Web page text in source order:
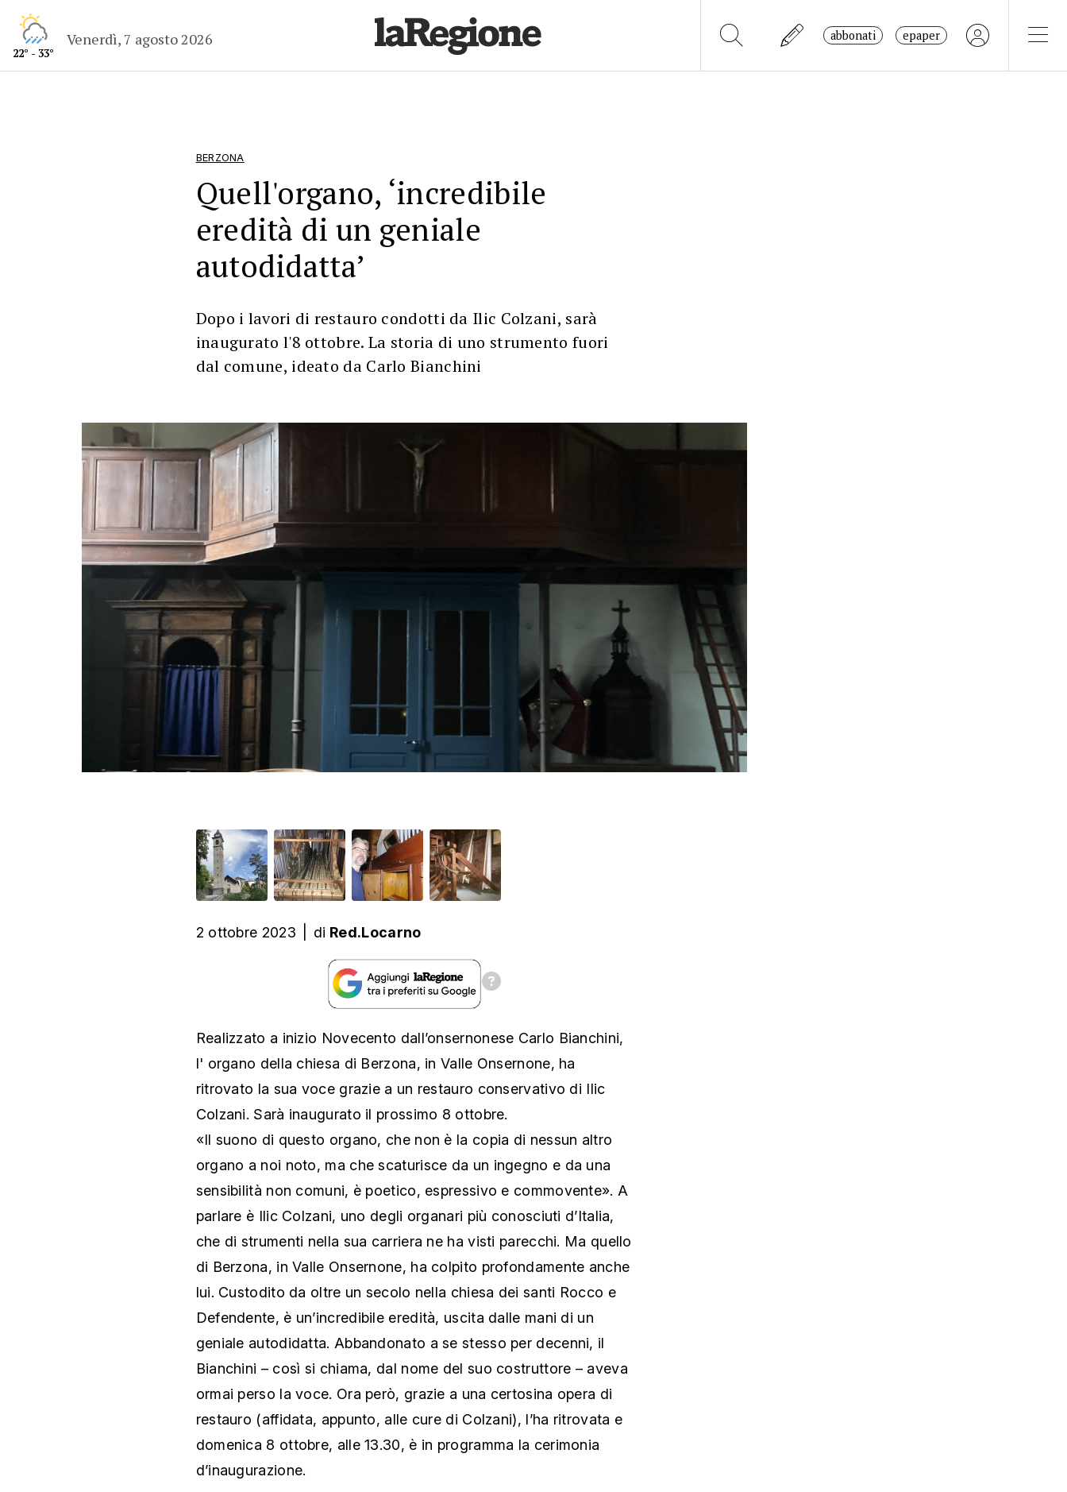
22° - 33°
Venerdì, 7 agosto 2026 abbonati epaper
BERZONA
Quell'organo, ‘incredibile
eredità di un geniale
autodidatta’
Dopo i lavori di restauro condotti da Ilic Colzani, sarà
inaugurato l'8 ottobre. La storia di uno strumento fuori
dal comune, ideato da Carlo Bianchini
2 ottobre 2023 di Red.Locarno
Realizzato a inizio Novecento dall’onsernonese Carlo Bianchini,
l' organo della chiesa di Berzona, in Valle Onsernone, ha
ritrovato la sua voce grazie a un restauro conservativo di Ilic
Colzani. Sarà inaugurato il prossimo 8 ottobre.
«Il suono di questo organo, che non è la copia di nessun altro
organo a noi noto, ma che scaturisce da un ingegno e da una
sensibilità non comuni, è poetico, espressivo e commovente». A
parlare è Ilic Colzani, uno degli organari più conosciuti d’Italia,
che di strumenti nella sua carriera ne ha visti parecchi. Ma quello
di Berzona, in Valle Onsernone, ha colpito profondamente anche
lui. Custodito da oltre un secolo nella chiesa dei santi Rocco e
Defendente, è un’incredibile eredità, uscita dalle mani di un
geniale autodidatta. Abbandonato a se stesso per decenni, il
Bianchini – così si chiama, dal nome del suo costruttore – aveva
ormai perso la voce. Ora però, grazie a una certosina opera di
restauro (affidata, appunto, alle cure di Colzani), l’ha ritrovata e
domenica 8 ottobre, alle 13.30, è in programma la cerimonia
d’inaugurazione.